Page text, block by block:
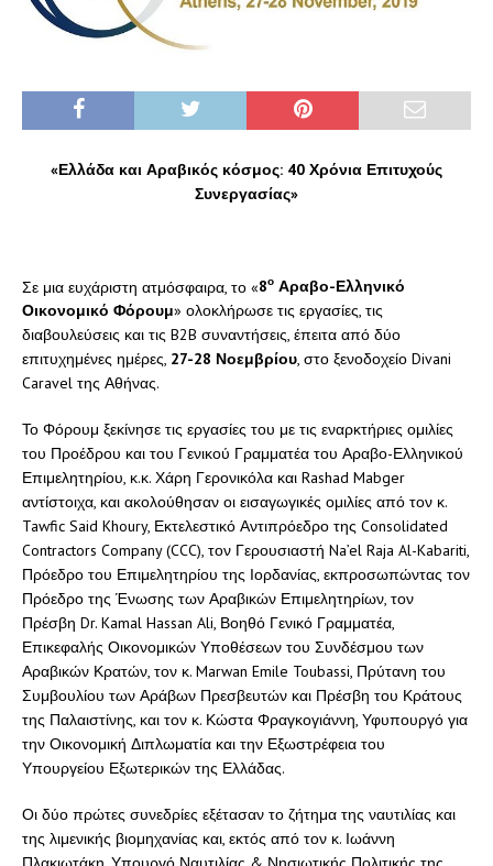
«Ελλάδα και Αραβικός κόσμος: 40 Χρόνια Επιτυχούς
Συνεργασίας»
Σε μια ευχάριστη ατμόσφαιρα, το «8ο Αραβο-Ελληνικό
Οικονομικό Φόρουμ» ολοκλήρωσε τις εργασίες, τις
διαβουλεύσεις και τις B2B συναντήσεις, έπειτα από δύο
επιτυχημένες ημέρες, 27-28 Νοεμβρίου, στο ξενοδοχείο Divani
Caravel της Αθήνας.
Το Φόρουμ ξεκίνησε τις εργασίες του με τις εναρκτήριες ομιλίες
του Προέδρου και του Γενικού Γραμματέα του Αραβο-Ελληνικού
Επιμελητηρίου, κ.κ. Χάρη Γερονικόλα και Rashad Mabger
αντίστοιχα, και ακολούθησαν οι εισαγωγικές ομιλίες από τον κ.
Tawfic Said Khoury, Εκτελεστικό Αντιπρόεδρο της Consolidated
Contractors Company (CCC), τον Γερουσιαστή Na’el Raja Al-Kabariti,
Πρόεδρο του Επιμελητηρίου της Ιορδανίας, εκπροσωπώντας τον
Πρόεδρο της Ένωσης των Αραβικών Επιμελητηρίων, τον
Πρέσβη Dr. Kamal Hassan Ali, Βοηθό Γενικό Γραμματέα,
Επικεφαλής Οικονομικών Υποθέσεων του Συνδέσμου των
Αραβικών Κρατών, τον κ. Marwan Emile Toubassi, Πρύτανη του
Συμβουλίου των Αράβων Πρεσβευτών και Πρέσβη του Κράτους
της Παλαιστίνης, και τον κ. Κώστα Φραγκογιάννη, Υφυπουργό για
την Οικονομική Διπλωματία και την Εξωστρέφεια του
Υπουργείου Εξωτερικών της Ελλάδας.
Οι δύο πρώτες συνεδρίες εξέτασαν το ζήτημα της ναυτιλίας και
της λιμενικής βιομηχανίας και, εκτός από τον κ. Ιωάννη